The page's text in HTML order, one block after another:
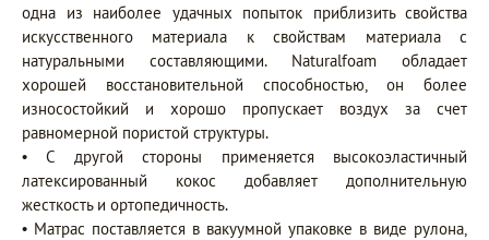
одна из наиболее удачных попыток приблизить свойства
искусственного материала к свойствам материала с
натуральными составляющими. Naturalfoаm обладает
хорошей восстановительной способностью, он более
износостойкий и хорошо пропускает воздух за счет
равномерной пористой структуры.
• С другой стороны применяется высокоэластичный
латексированный кокос добавляет дополнительную
жесткость и ортопедичность.
• Матрас поставляется в вакуумной упаковке в виде рулона,